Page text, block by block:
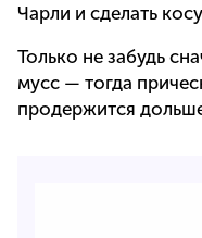
Чарли и сделать
Только не забудь
мусс — тогда
продержится